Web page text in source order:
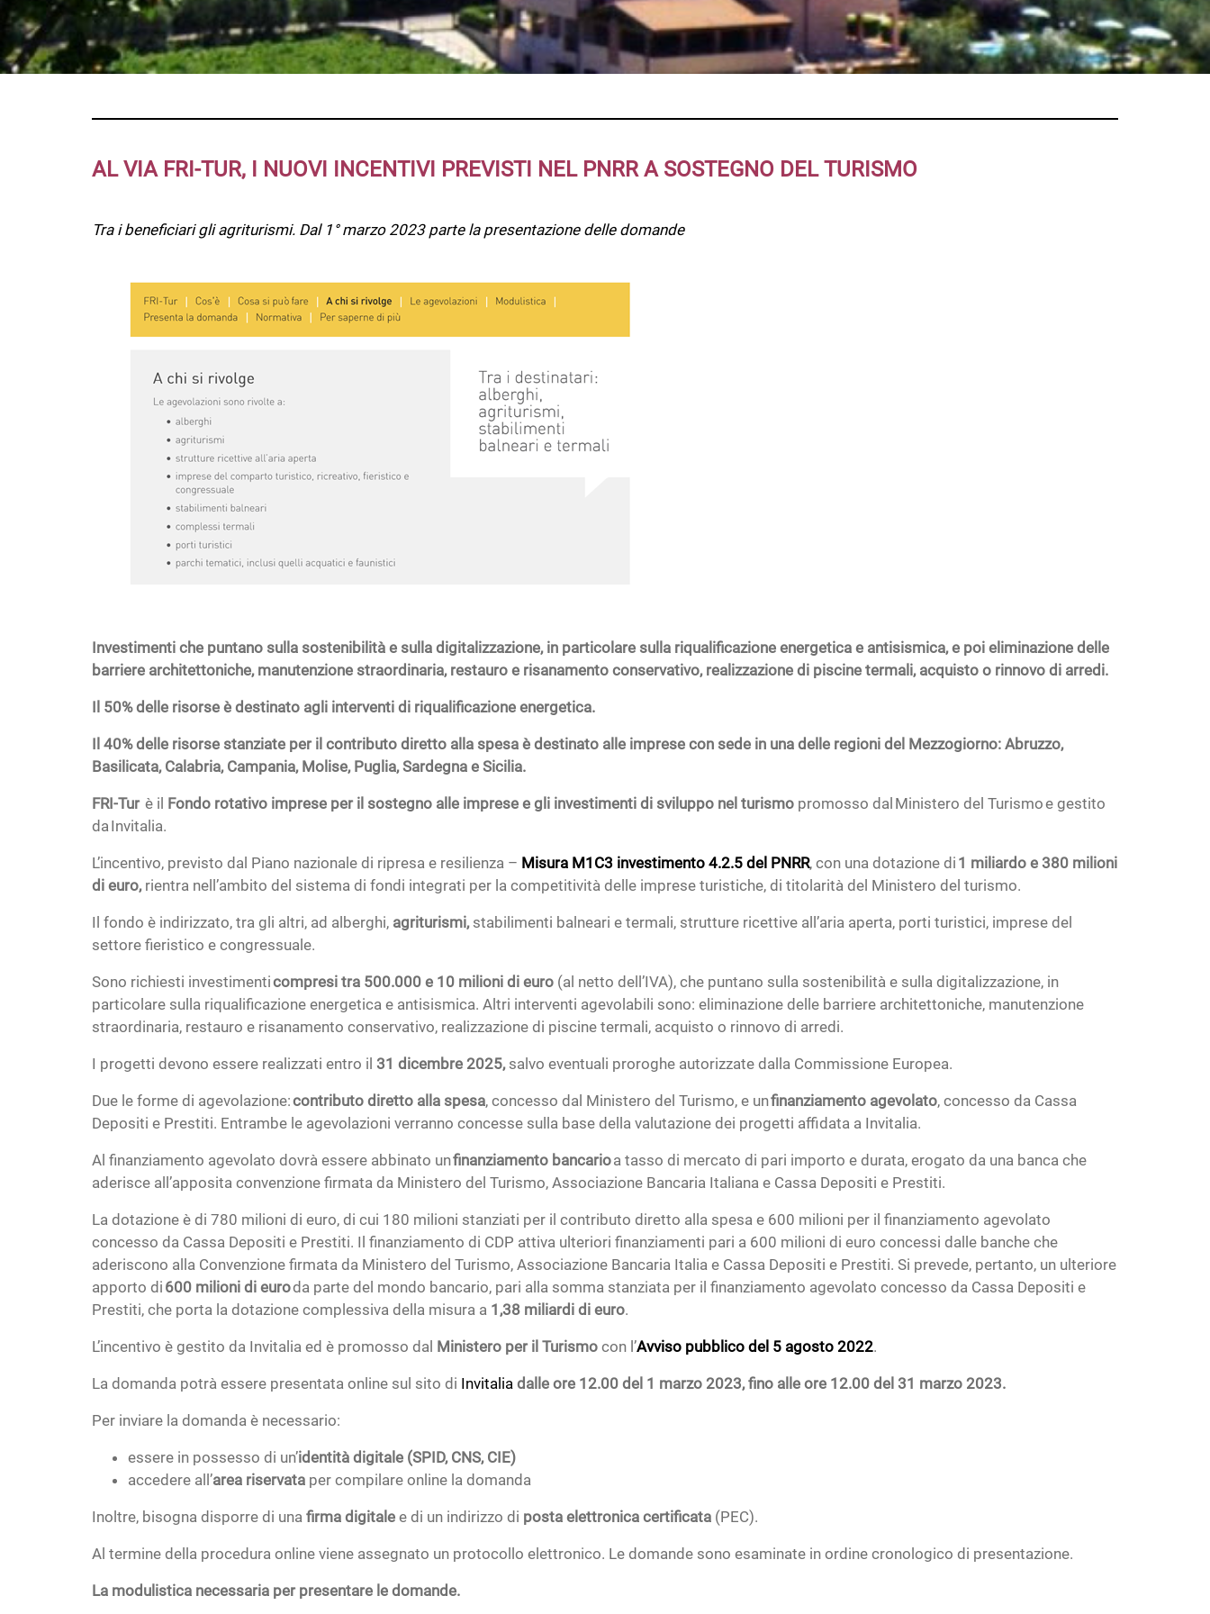
AL VIA FRI-TUR, I NUOVI INCENTIVI PREVISTI NEL PNRR A SOSTEGNO DEL TURISMO
Tra i beneficiari gli agriturismi. Dal 1° marzo 2023 parte la presentazione delle domande
Investimenti che puntano sulla sostenibilità e sulla digitalizzazione, in particolare sulla riqualificazione energetica e antisismica, e poi eliminazione delle
barriere architettoniche, manutenzione straordinaria, restauro e risanamento conservativo, realizzazione di piscine termali, acquisto o rinnovo di arredi.
Il 50% delle risorse è destinato agli interventi di riqualificazione energetica.
Il 40% delle risorse stanziate per il contributo diretto alla spesa è destinato alle imprese con sede in una delle regioni del Mezzogiorno: Abruzzo,
Basilicata, Calabria, Campania, Molise, Puglia, Sardegna e Sicilia.
FRI-Turè il Fondo rotativo imprese per il sostegno alle imprese e gli investimenti di sviluppo nel turismo promosso dal Ministero del Turismo e gestito
da Invitalia.
L’incentivo, previsto dal Piano nazionale di ripresa e resilienza – Misura M1C3 investimento 4.2.5 del PNRR, con una dotazione di 1 miliardo e 380 milioni
di euro,rientra nell’ambito del sistema di fondi integrati per la competitività delle imprese turistiche, di titolarità del Ministero del turismo.
Il fondo è indirizzato, tra gli altri, ad alberghi, agriturismi,stabilimenti balneari e termali, strutture ricettive all’aria aperta, porti turistici, imprese del
settore fieristico e congressuale.
Sono richiesti investimenticompresi tra 500.000 e 10 milioni di euro (al netto dell’IVA), che puntano sulla sostenibilità e sulla digitalizzazione, in
particolare sulla riqualificazione energetica e antisismica. Altri interventi agevolabili sono: eliminazione delle barriere architettoniche, manutenzione
straordinaria, restauro e risanamento conservativo, realizzazione di piscine termali, acquisto o rinnovo di arredi.
I progetti devono essere realizzati entro il 31 dicembre 2025, salvo eventuali proroghe autorizzate dalla Commissione Europea.
Due le forme di agevolazione:contributo diretto alla spesa, concesso dal Ministero del Turismo, e unfinanziamento agevolato, concesso da Cassa
Depositi e Prestiti. Entrambe le agevolazioni verranno concesse sulla base della valutazione dei progetti affidata a Invitalia.
Al finanziamento agevolato dovrà essere abbinato unfinanziamento bancarioa tasso di mercato di pari importo e durata, erogato da una banca che
aderisce all’apposita convenzione firmata da Ministero del Turismo, Associazione Bancaria Italiana e Cassa Depositi e Prestiti.
La dotazione è di 780 milioni di euro, di cui 180 milioni stanziati per il contributo diretto alla spesa e 600 milioni per il finanziamento agevolato
concesso da Cassa Depositi e Prestiti. Il finanziamento di CDP attiva ulteriori finanziamenti pari a 600 milioni di euro concessi dalle banche che
aderiscono alla Convenzione firmata da Ministero del Turismo, Associazione Bancaria Italia e Cassa Depositi e Prestiti. Si prevede, pertanto, un ulteriore
apporto di 600 milioni di euroda parte del mondo bancario, pari alla somma stanziata per il finanziamento agevolato concesso da Cassa Depositi e
Prestiti, che porta la dotazione complessiva della misura a 1,38 miliardi di euro.
L’incentivo è gestito da Invitalia ed è promosso dal Ministero per il Turismo con l’Avviso pubblico del 5 agosto 2022.
La domanda potrà essere presentata online sul sito di Invitalia dalle ore 12.00 del 1 marzo 2023, fino alle ore 12.00 del 31 marzo 2023.
Per inviare la domanda è necessario:
essere in possesso di un’identità digitale (SPID, CNS, CIE)
accedere all’area riservata per compilare online la domanda
Inoltre, bisogna disporre di una firma digitale e di un indirizzo di posta elettronica certificata (PEC).
Al termine della procedura online viene assegnato un protocollo elettronico. Le domande sono esaminate in ordine cronologico di presentazione.
La modulistica necessaria per presentare le domande.